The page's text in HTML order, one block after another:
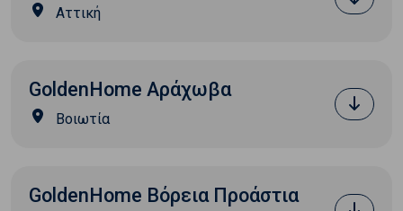
Αττική
GoldenHome Αράχωβα
Βοιωτία
GoldenHome Βόρεια Προάστια